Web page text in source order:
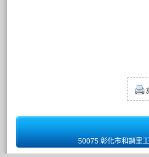
50075 彰化市和調里